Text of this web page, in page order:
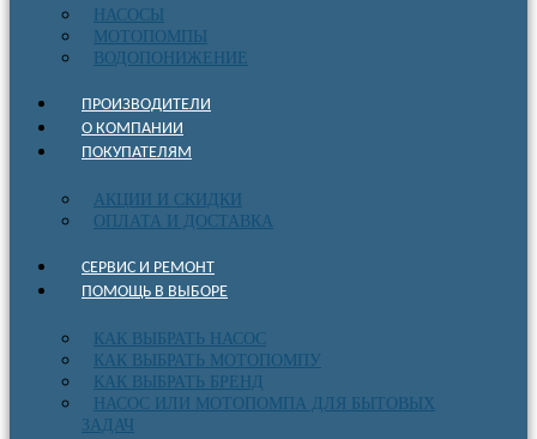
НАСОСЫ
МОТОПОМПЫ
ВОДОПОНИЖЕНИЕ
ПРОИЗВОДИТЕЛИ
О КОМПАНИИ
ПОКУПАТЕЛЯМ
АКЦИИ И СКИДКИ
ОПЛАТА И ДОСТАВКА
СЕРВИС И РЕМОНТ
ПОМОЩЬ В ВЫБОРЕ
КАК ВЫБРАТЬ НАСОС
КАК ВЫБРАТЬ МОТОПОМПУ
КАК ВЫБРАТЬ БРЕНД
НАСОС ИЛИ МОТОПОМПА ДЛЯ БЫТОВЫХ
ЗАДАЧ